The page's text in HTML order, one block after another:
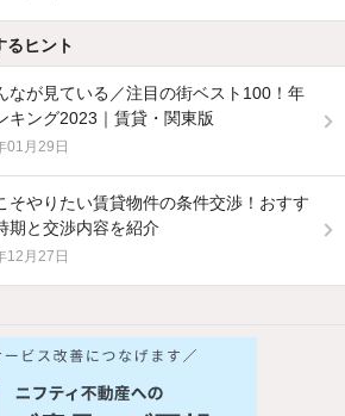
るヒント
なが見ている／注目の街ベスト100！年
キング2023｜賃貸・関東版
01月29日
そやりたい賃貸物件の条件交渉！おすす
期と交渉内容を紹介
12月27日
2階以上